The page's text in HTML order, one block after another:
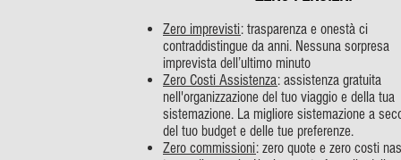
Zero imprevisti: trasparenza e onestà ci
contraddistingue da anni. Nessuna sorpresa
imprevista dell’ultimo minuto
Zero Costi Assistenza: assistenza gratuita
nell'organizzazione del tuo viaggio e della tua
sistemazione. La migliore sistemazione a
del tuo budget e delle tue preferenze.
Zero commissioni: zero quote e zero costi